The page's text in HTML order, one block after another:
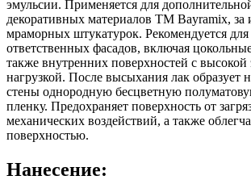
эмульсии. Применяется для
декоративных материалов ТМ Bayramix, за
мраморных штукатурок. Рекомендуется для
ответственных фасадов, включая
также внутренних поверхностей с
нагрузкой. После высыхания лак образует
стены однородную бесцветную
пленку. Предохраняет поверхность от
механических воздействий, а также
поверхностью.
Нанесение: